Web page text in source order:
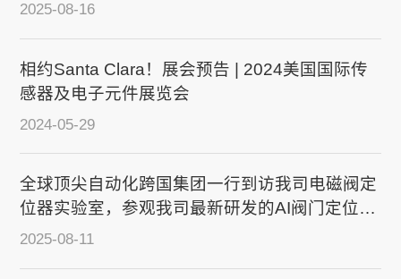
2025-08-16
相约Santa Clara！展会预告 | 2024美国国际传
感器及电子元件展览会
2024-05-29
全球顶尖自动化跨国集团一行到访我司电磁阀定
位器实验室，参观我司最新研发的AI阀门定位器
产品现场演示！
2025-08-11